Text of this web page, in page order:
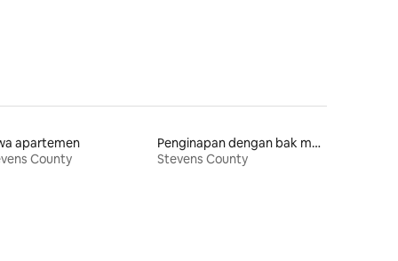
apartemen
County
Penginapan dengan bak mandi air panas
Stevens County